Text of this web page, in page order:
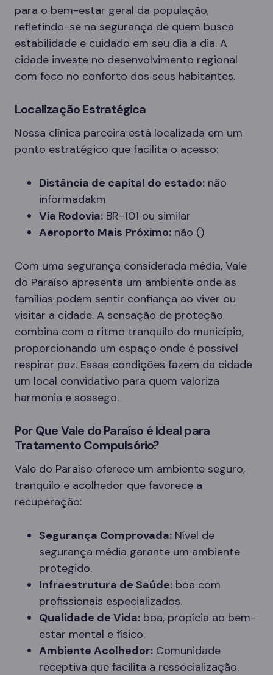
para o bem-estar geral da população,
refletindo-se na segurança de quem busca
estabilidade e cuidado em seu dia a dia. A
cidade investe no desenvolvimento regional
com foco no conforto dos seus habitantes.
Localização Estratégica
Nossa clínica parceira está localizada em um
ponto estratégico que facilita o acesso:
Distância de capital do estado: não
informadakm
Via Rodovia: BR-101 ou similar
Aeroporto Mais Próximo: não ()
Com uma segurança considerada média, Vale
do Paraíso apresenta um ambiente onde as
famílias podem sentir confiança ao viver ou
visitar a cidade. A sensação de proteção
combina com o ritmo tranquilo do município,
proporcionando um espaço onde é possível
respirar paz. Essas condições fazem da cidade
um local convidativo para quem valoriza
harmonia e sossego.
Por Que Vale do Paraíso é Ideal para
Tratamento Compulsório?
Vale do Paraíso oferece um ambiente seguro,
tranquilo e acolhedor que favorece a
recuperação:
Segurança Comprovada: Nível de
segurança média garante um ambiente
protegido.
Infraestrutura de Saúde: boa com
profissionais especializados.
Qualidade de Vida: boa, propícia ao bem-
estar mental e físico.
Ambiente Acolhedor: Comunidade
receptiva que facilita a ressocialização.